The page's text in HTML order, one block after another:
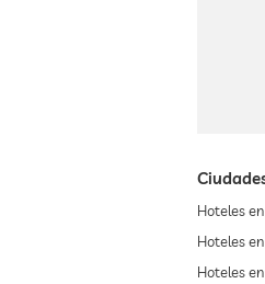
Hoteles
Hoteles
Hoteles